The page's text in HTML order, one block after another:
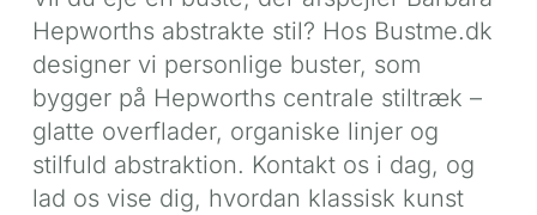
Hepworths abstrakte stil? Hos Bustme.dk
designer vi personlige buster, som
bygger på Hepworths centrale stiltræk –
glatte overflader, organiske linjer og
stilfuld abstraktion. Kontakt os i dag, og
lad os vise dig, hvordan klassisk kunst